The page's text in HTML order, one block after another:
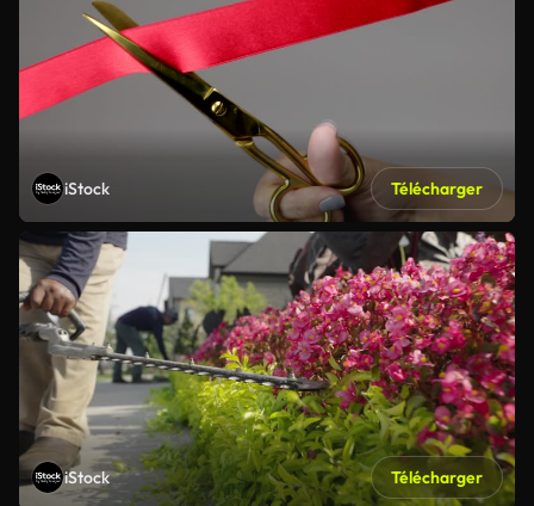
iStock Télécharger
iStock Télécharger